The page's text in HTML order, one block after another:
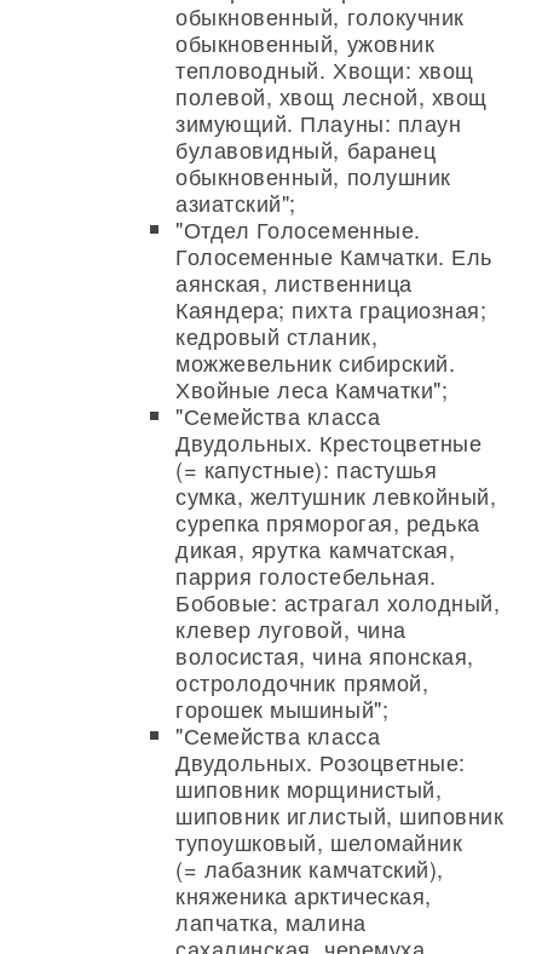
обыкновенный, голокучник
обыкновенный, ужовник
тепловодный. Хвощи: хвощ
полевой, хвощ лесной, хвощ
зимующий. Плауны: плаун
булавовидный, баранец
обыкновенный, полушник
азиатский";
"Отдел Голосеменные.
Голосеменные Камчатки. Ель
аянская, лиственница
Каяндера; пихта грациозная;
кедровый стланик,
можжевельник сибирский.
Хвойные леса Камчатки";
"Семейства класса
Двудольных. Крестоцветные
(= капустные): пастушья
сумка, желтушник левкойный,
сурепка пряморогая, редька
дикая, ярутка камчатская,
паррия голостебельная.
Бобовые: астрагал холодный,
клевер луговой, чина
волосистая, чина японская,
остролодочник прямой,
горошек мышиный";
"Семейства класса
Двудольных. Розоцветные:
шиповник морщинистый,
шиповник иглистый, шиповник
тупоушковый, шеломайник
(= лабазник камчатский),
княженика арктическая,
лапчатка, малина